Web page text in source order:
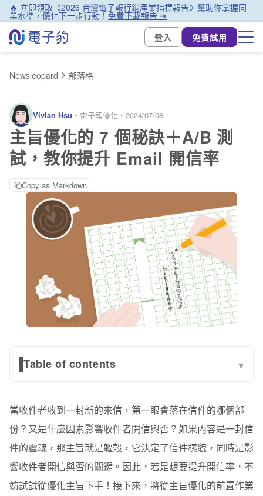
🔥 立即領取《2026 台灣電子報行銷產業指標報告》幫助你掌握同
業水準，優化下一步行動！免費下載報告 ➜
登入
免費試用
Newsleopard 部落格
Vivian Hsu ・ 電子報優化 ・ 2024/07/08
主旨優化的 7 個秘訣＋A/B 測
試，教你提升 Email 開信率
Copy as Markdown
Table of contents ▾
主旨優化 密技大公開！
消費者心理層面
主旨視覺層面
快利用 A/B 測試，測試主旨優化成效！
當收件者收到一封新的來信，第一眼會落在信件的哪個部
份？又是什麼因素影響收件者開信與否？如果內容是一封信
件的靈魂，那主旨就是軀殼，它決定了信件樣貌，同時是影
響收件者開信與否的關鍵。因此，若是想要提升開信率，不
妨試試從優化主旨下手！接下來，將從主旨優化的前置作業